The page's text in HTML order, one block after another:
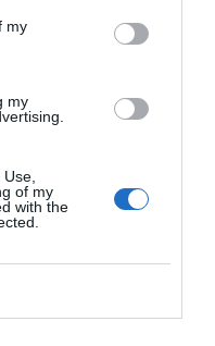
my
my
of my
with the